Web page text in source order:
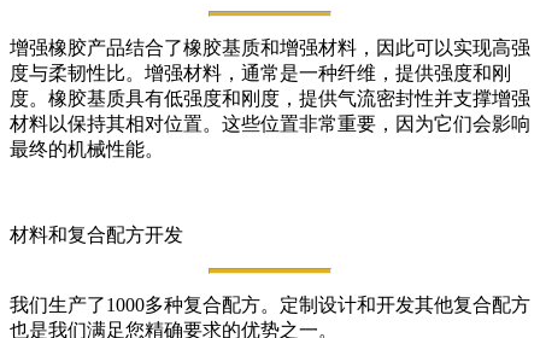
增强橡胶产品结合了橡胶基质和增强材料，因此可以实现高强
度与柔韧性比。增强材料，通常是一种纤维，提供强度和刚
度。橡胶基质具有低强度和刚度，提供气流密封性并支撑增强
材料以保持其相对位置。这些位置非常重要，因为它们会影响
最终的机械性能。
材料和复合配方开发
我们生产了1000多种复合配方。定制设计和开发其他复合配方
也是我们满足您精确要求的优势之一。